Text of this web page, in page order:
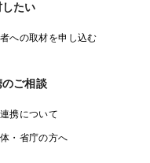
したい
への取材を申し込む
のご相談
携について
・省庁の方へ